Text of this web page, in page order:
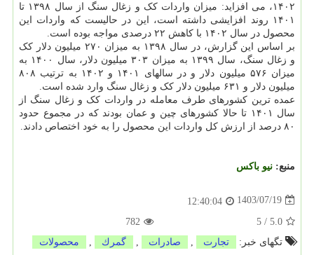
۱۴۰۲، می افزاید: میزان واردات کک و زغال سنگ از سال ۱۳۹۸ تا
۱۴۰۱ روند افزایشی داشته است، این در حالیست که واردات این
محصول در سال ۱۴۰۲ با کاهش ۲۲ درصدی مواجه بوده است.
بر اساس این گزارش، در سال ۱۳۹۸ به میزان ۲۷۰ میلیون دلار کک
و زغال سنگ، سال ۱۳۹۹ به میزان ۳۰۳ میلیون دلار، سال ۱۴۰۰ به
میزان ۵۷۶ میلیون دلار و در سالهای ۱۴۰۱ و ۱۴۰۲ به ترتیب ۸۰۸
میلیون دلار و ۶۳۱ میلیون دلار کک و زغال سنگ وارد شده است.
عمده ترین کشورهای طرف معامله در واردات کک و زغال سنگ از
سال ۱۴۰۱ تا حالا کشورهای چین و عمان بودند که در مجموع حدود
۸۰ درصد از ارزش کل واردات این محصول را به خود اختصاص دادند.
منبع: نیو باكس
1403/07/19
12:40:04
5.0
/
5
782
تگهای خبر:
تجارت صادرات گمرك محصولات